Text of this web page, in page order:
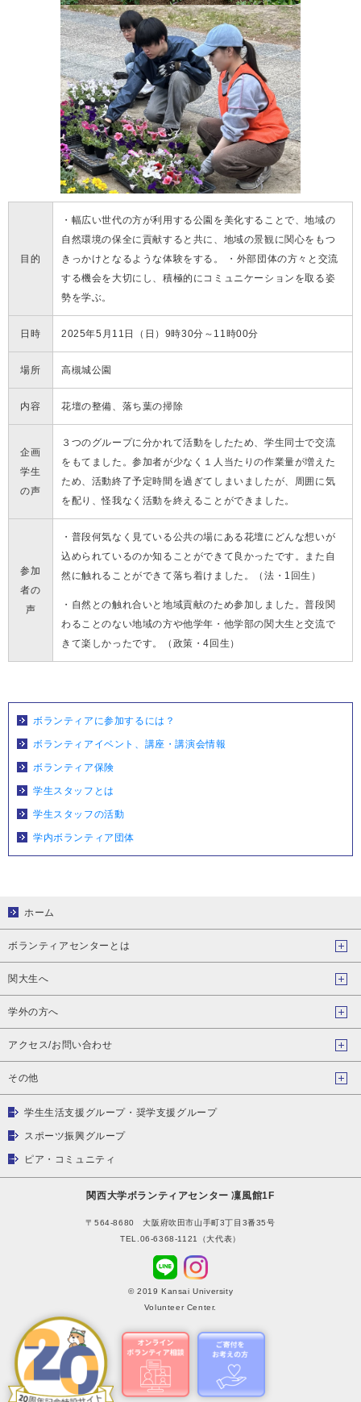
目的
・幅広い世代の方が利用する公園を美化することで、地域の
自然環境の保全に貢献すると共に、地域の景観に関心をもつ
きっかけとなるような体験をする。 ・外部団体の方々と交流
する機会を大切にし、積極的にコミュニケーションを取る姿
勢を学ぶ。
日時 2025年5月11日（日）9時30分～11時00分
場所 高槻城公園
内容 花壇の整備、落ち葉の掃除
企画
学生
の声
３つのグループに分かれて活動をしたため、学生同士で交流
をもてました。参加者が少なく１人当たりの作業量が増えた
ため、活動終了予定時間を過ぎてしまいましたが、周囲に気
を配り、怪我なく活動を終えることができました。
参加
者の
声
・普段何気なく見ている公共の場にある花壇にどんな想いが
込められているのか知ることができて良かったです。また自
然に触れることができて落ち着けました。（法・1回生）
・自然との触れ合いと地域貢献のため参加しました。普段関
わることのない地域の方や他学年・他学部の関大生と交流で
きて楽しかったです。（政策・4回生）
ボランティアに参加するには？
ボランティアイベント、講座・講演会情報
ボランティア保険
学生スタッフとは
学生スタッフの活動
学内ボランティア団体
ホーム
ボランティアセンターとは
関大生へ
学外の方へ
アクセス/お問い合わせ
その他
学生生活支援グループ・奨学支援グループ
スポーツ振興グループ
ピア・コミュニティ
関西大学ボランティアセンター 凜風館1F
〒564-8680 大阪府吹田市山手町3丁目3番35号
TEL.06-6368-1121（大代表）
© 2019 Kansai University
Volunteer Center.